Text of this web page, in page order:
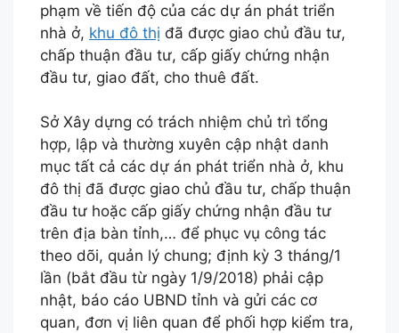
phạm về tiến độ của các dự án phát triển
nhà ở, khu đô thị đã được giao chủ đầu tư,
chấp thuận đầu tư, cấp giấy chứng nhận
đầu tư, giao đất, cho thuê đất.
Sở Xây dựng có trách nhiệm chủ trì tổng
hợp, lập và thường xuyên cập nhật danh
mục tất cả các dự án phát triển nhà ở, khu
đô thị đã được giao chủ đầu tư, chấp thuận
đầu tư hoặc cấp giấy chứng nhận đầu tư
trên địa bàn tỉnh,… để phục vụ công tác
theo dõi, quản lý chung; định kỳ 3 tháng/1
lần (bắt đầu từ ngày 1/9/2018) phải cập
nhật, báo cáo UBND tỉnh và gửi các cơ
quan, đơn vị liên quan để phối hợp kiểm tra,